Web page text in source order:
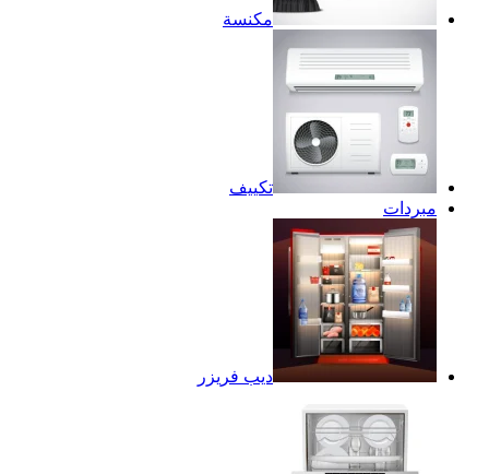
مكنسة
تكييف
مبردات
ديب فريزر